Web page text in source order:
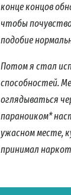
конце концов
чтобы
подобие
Потом я стал
способностей.
оглядываться
параноиком*
ужасном месте,
принимал